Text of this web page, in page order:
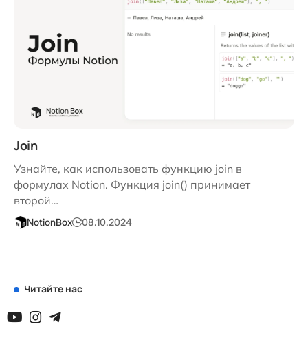
Join
Узнайте, как использовать функцию join в
формулах Notion. Функция join() принимает
второй…
NotionBox 08.10.2024
Читайте нас